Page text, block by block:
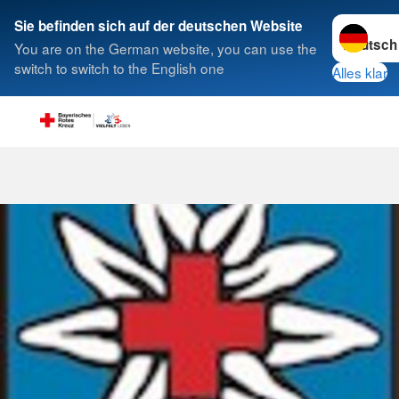
Sie befinden sich auf der deutschen Website
You are on the German website, you can use the
switch to switch to the English one
Sprache
Alles klar
Suche